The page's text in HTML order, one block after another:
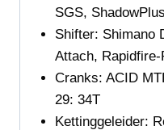
SGS,
Shifter: Shimano
Attach, Rapidfire-
Cranks: ACID
29: 34T
Kettinggeleider: